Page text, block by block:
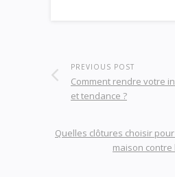
PREVIOUS POST
Comment rendre votre
et tendance ?
Quelles clôtures choisir
maison